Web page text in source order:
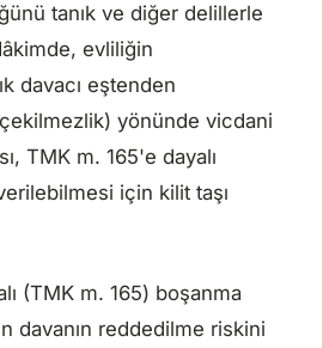
tanık ve diğer delillerle
evliliğin
davacı eştenden
yönünde vicdani
TMK m. 165'e dayalı
için kilit taşı
(TMK m. 165) boşanma
davanın reddedilme riskini